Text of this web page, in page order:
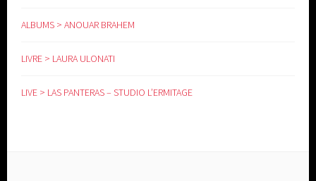
ALBUMS > ANOUAR BRAHEM
LIVRE > LAURA ULONATI
LIVE > LAS PANTERAS – STUDIO L’ERMITAGE